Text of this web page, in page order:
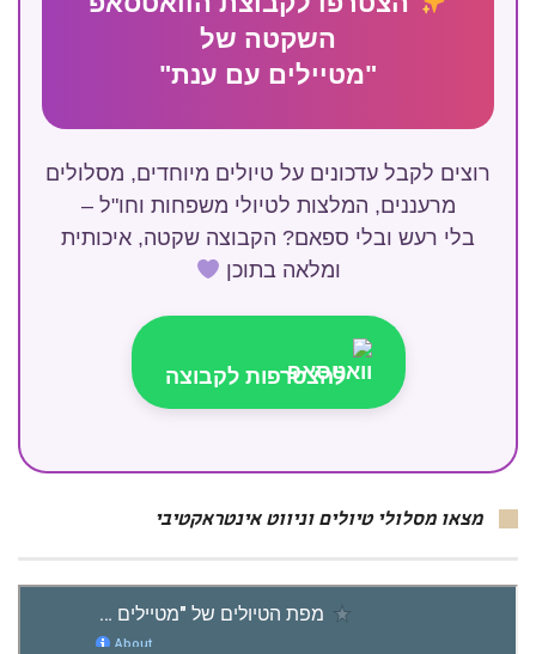
השקטה של
"מטיילים עם ענת"
רוצים לקבל עדכונים על טיולים מיוחדים, מסלולים
מרעננים, המלצות לטיולי משפחות וחו"ל –
בלי רעש ובלי ספאם? הקבוצה שקטה, איכותית
ומלאה בתוכן
להצטרפות לקבוצה
מצאו מסלולי טיולים וניווט אינטראקטיבי